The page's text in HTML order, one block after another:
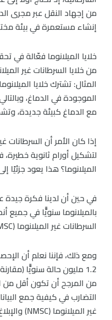
من إجهاد النقل عبر مجرى
إنشاء مستعمرة في بيئة
خلايا الميلانوما فعّالة في
المثال: تشترك خلايا
الموجودة في الدماغ،
مع الدماغ كبيئة جديدة،
لتشكيل أورام ثانوية
الميلانوما؟ هذا يعود جزئيًا
في حين أن لدينا فكرة
بالميلانوما سنويًّا في جميع
السرطانات غير الميلانوما (NMSC) أقل وضوحًا بكثير.
ومع ذلك، فإننا نعلم أن
من المرجح أن تكون أقل من
التضارب في كيفية جمع
غير الميلانوما (NMSC) والإبلاغ عنها بين مختلف البلدان.